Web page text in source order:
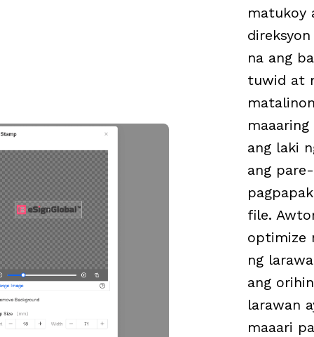
matukoy
na ang
tuwid at
ang laki
ang
file.
optimize
ng
ang
larawan
maaari